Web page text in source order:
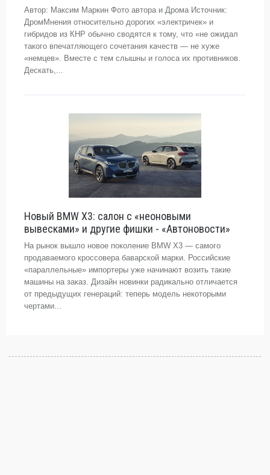
Автор: Максим Маркин Фото автора и Дрома Источник:
ДромМнения относительно дорогих «электричек» и
гибридов из КНР обычно сводятся к тому, что «не ожидал
такого впечатляющего сочетания качеств — не хуже
«немцев». Вместе с тем слышны и голоса их противников.
Дескать,...
Новый BMW X3: салон с «неоновыми
вывесками» и другие фишки - «Автоновости»
На рынок вышло новое поколение BMW X3 — самого
продаваемого кроссовера баварской марки. Российские
«параллельные» импортеры уже начинают возить такие
машины на заказ. Дизайн новинки радикально отличается
от предыдущих генераций: теперь модель некоторыми
чертами...